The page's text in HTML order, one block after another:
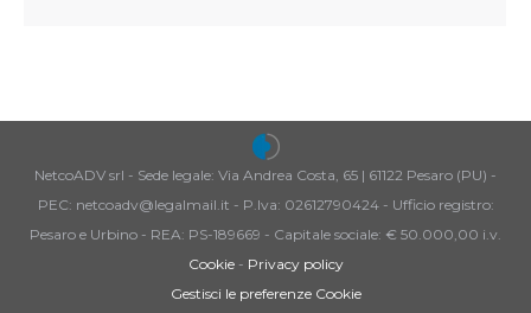
NetcoADV srl - Sede legale: Via Andrea Costa, 65 | 61122 Pesaro (PU) -
PEC: netcoadv@legalmail.it - P.Iva: 02612790424 - Ufficio registro:
Pesaro e Urbino - REA: PS-189669 - Capitale sociale: € 50.000,00 i.v.
Cookie- Privacy policy
Gestisci le preferenze Cookie